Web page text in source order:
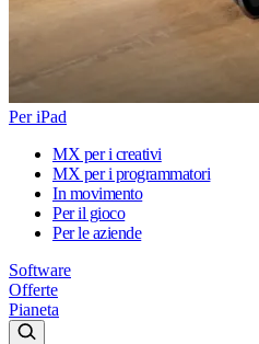
Per iPad
MX per i creativi
MX per i programmatori
In movimento
Per il gioco
Per le aziende
Software
Offerte
Pianeta